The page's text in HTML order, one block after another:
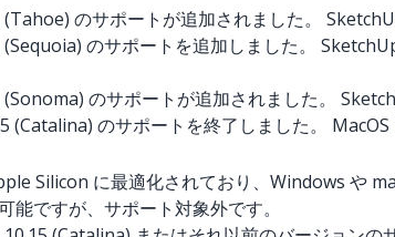
のサポートが追加されました。
のサポートを追加しました。
のサポートが追加されました。
のサポートを終了しました。
Silicon に最適化されており、Windows や
ですが、サポート対象外です。